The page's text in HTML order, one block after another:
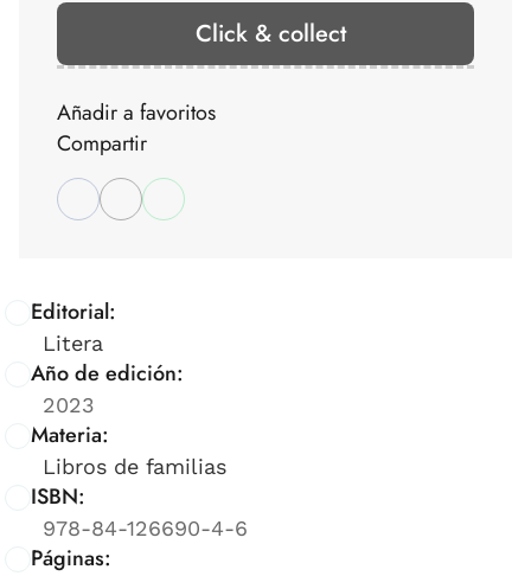
Editorial:
Litera
Año de edición:
2023
Materia:
Libros de familias
ISBN:
978-84-126690-4-6
Páginas:
Click & collect
Añadir a favoritos
Compartir